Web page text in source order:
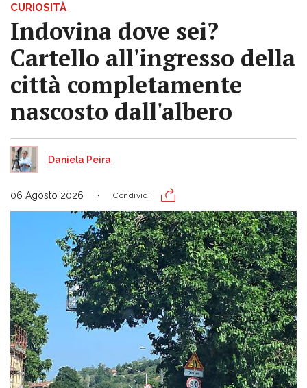
CURIOSITÀ
Indovina dove sei?
Cartello all'ingresso della
città completamente
nascosto dall'albero
Daniela Peira
06 Agosto 2026 Condividi